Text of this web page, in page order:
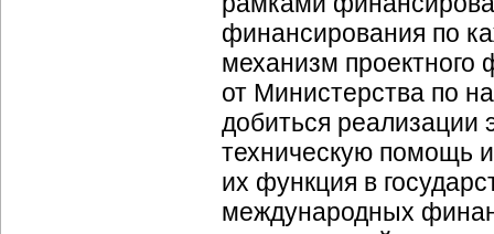
финансирования по
механизм проектного
от Министерства по
добиться
техническую помощь
их функция в
международных